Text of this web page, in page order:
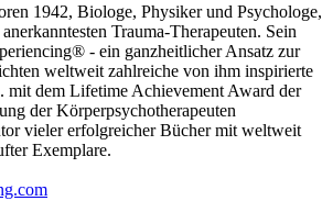
1942, Biologe, Physiker und Psychologe,
Trauma-Therapeuten. Sein
- ein ganzheitlicher Ansatz zur
weltweit zahlreiche von ihm inspirierte
mit dem Lifetime Achievement Award der
der Körperpsychotherapeuten
vieler erfolgreicher Bücher mit weltweit
Exemplare.